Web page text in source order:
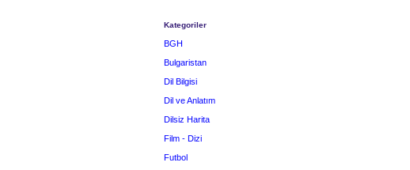
Kategoriler
BGH
Bulgaristan
Dil Bilgisi
Dil ve Anlatım
Dilsiz Harita
Film - Dizi
Futbol